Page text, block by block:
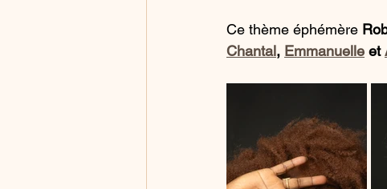
Ce thème éphémère
Chantal, Emmanuelle et